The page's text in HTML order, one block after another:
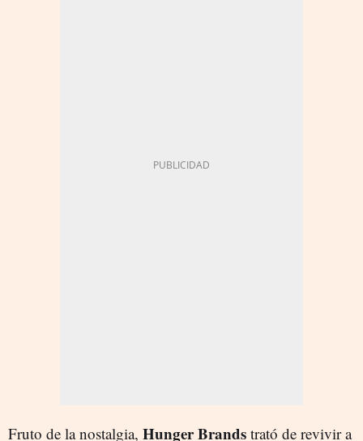
Fruto de la nostalgia, Hunger Brands trató de revivir a